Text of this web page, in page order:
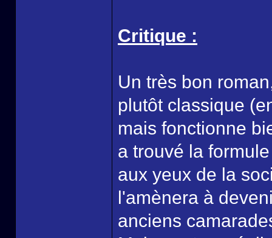
Critique :
Un très bon
plutôt classique
mais fonctionne
a trouvé la
aux yeux de la
l'amènera à
anciens